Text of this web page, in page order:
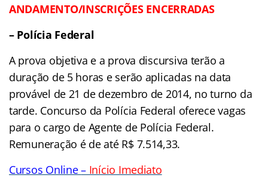
ANDAMENTO/INSCRIÇÕES ENCERRADAS
– Polícia Federal
A prova objetiva e a prova discursiva terão a
duração de 5 horas e serão aplicadas na data
provável de 21 de dezembro de 2014, no turno da
tarde. Concurso da Polícia Federal oferece vagas
para o cargo de Agente de Polícia Federal.
Remuneração é de até R$ 7.514,33.
Cursos Online–Início Imediato